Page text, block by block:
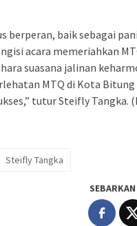
berperan, baik sebagai
acara memeriahkan
suasana jalinan
MTQ di Kota
tutur Steifly Tangka.
Steifly Tangka
SEBARKAN